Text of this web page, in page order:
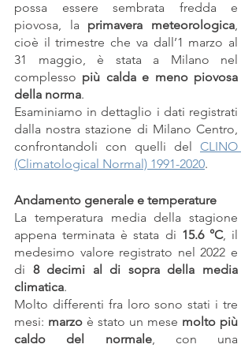
possa essere sembrata fredda e
piovosa, la primavera meteorologica,
cioè il trimestre che va dall’1 marzo al
31 maggio, è stata a Milano nel
complesso più calda e meno piovosa
della norma.
Esaminiamo in dettaglio i dati registrati
dalla nostra stazione di Milano Centro,
confrontandoli con quelli del CLINO
(Climatological Normal) 1991-2020.
Andamento generale e temperature
La temperatura media della stagione
appena terminata è stata di 15.6 °C, il
medesimo valore registrato nel 2022 e
di 8 decimi al di sopra della media
climatica.
Molto differenti fra loro sono stati i tre
mesi: marzo è stato un mese molto più
caldo del normale, con una